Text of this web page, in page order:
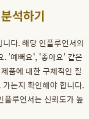
석하기
다. 해당 인플루언서의
. '예뻐요', '좋아요' 같은
품에 대한 구체적인 질
는지 확인해야 합니다.
플루언서는 신뢰도가 높